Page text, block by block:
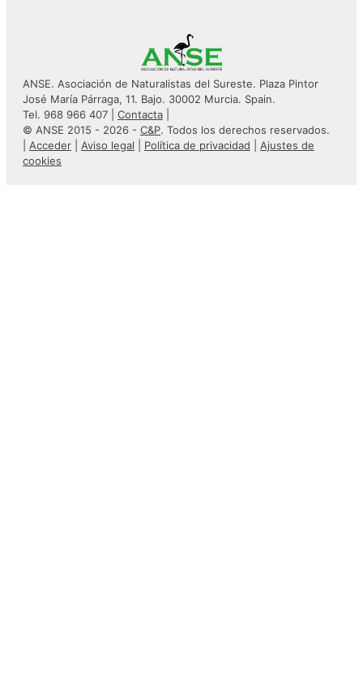
ANSE. Asociación de Naturalistas del Sureste. Plaza Pintor
José María Párraga, 11. Bajo. 30002 Murcia. Spain.
Tel. 968 966 407 | Contacta
© ANSE 2015 - 2026 - C&P. Todos los derechos reservados.
Acceder Aviso legal Política de privacidad
Ajustes de
cookies